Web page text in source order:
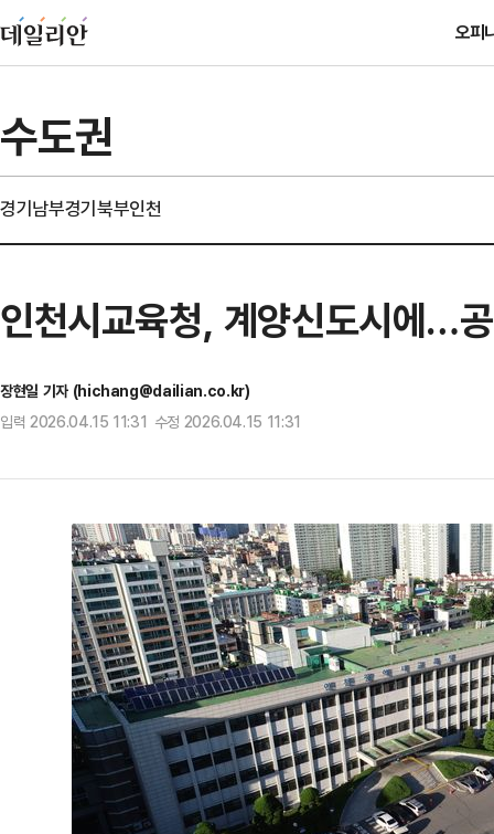
오피
수도권
경기남부경기북부인천
인천시교육청, 계양신도시에…
장현일 기자 (hichang@dailian.co.kr)
입력 2026.04.15 11:31 수정 2026.04.15 11:31